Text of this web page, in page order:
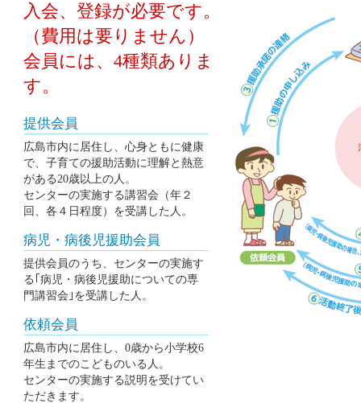
入会、登録が必要です。
（費用は要りません）
会員には、4種類ありま
す。
提供会員
広島市内に居住し、心身ともに健康
で、子育ての援助活動に理解と熱意
がある20歳以上の人。
センターの実施する講習会（年２
回、各４日程度）を受講した人。
病児・病後児援助会員
提供会員のうち、センターの実施す
る｢病児・病後児援助についての専
門講習会｣を受講した人。
依頼会員
広島市内に居住し、0歳から小学校6
年生までのこどものいる人。
センターの実施する説明を受けてい
ただきます。